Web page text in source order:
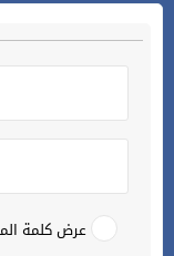
عرض كلمة